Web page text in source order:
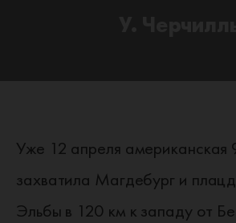
Уже 12 апреля американская
захватила Магдебург и
Эльбы в 120 км к западу от